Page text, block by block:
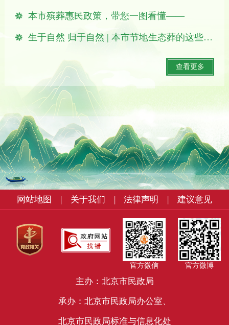
本市殡葬惠民政策，带您一图看懂——
生于自然 归于自然 | 本市节地生态葬的这些知识你了解吗？
查看更多
网站地图 | 关于我们 | 法律声明 | 建议意见
主办：北京市民政局
承办：北京市民政局办公室、
北京市民政局标准与信息化处
官方微信 官方微博